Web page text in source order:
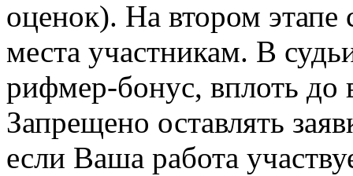
оценок). На втором этапе
места участникам. В
рифмер-бонус, вплоть до
Запрещено оставлять
если Ваша работа